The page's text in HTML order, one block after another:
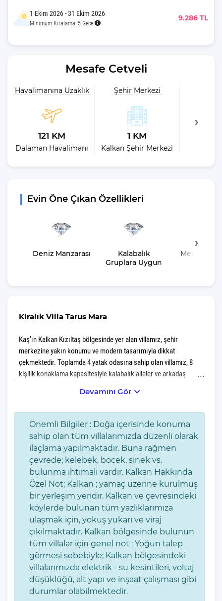
1 Ekim 2026 - 31 Ekim 2026
Minimum Kiralama: 5 Gece
9.286 TL
Mesafe Cetveli
Havalimanına Uzaklık
121 KM
Dalaman Havalimanı
Şehir Merkezi
1 KM
Kalkan Şehir Merkezi
Evin Öne Çıkan Özellikleri
Deniz Manzarası
Kalabalık
Gruplara Uygun
Merkeze
Kiralık Villa Tarus Mara
Kaş’ın Kalkan Kızıltaş bölgesinde yer alan villamız, şehir
merkezine yakın konumu ve modern tasarımıyla dikkat
çekmektedir. Toplamda 4 yatak odasına sahip olan villamız, 8
kişilik konaklama kapasitesiyle kalabalık aileler ve arkadaş
yüzme havuzu ve keyifli vakit geçirebileceğiniz teras alanlarıyla
villada ihtiyaç duyacağınız her şey düşünülmüştür. Şehir
merkezine olan yakınlığı sayesinde restoranlara, mağazalara ve
plajlara kolayca ulaşabilir; aynı zamanda villanın sunduğu özel
alanda huzurlu bir tatil geçirebilirsiniz. Kalkan’ın eşsiz
manzaraları eşliğinde konforlu ve unutulmaz bir tatil deneyimi
sunan bu villa, hem merkezi hem de sakin bir tatil isteyenler için
mükemmel bir seçenektir.
Villamız günlük hayatta sık kullanılan; Mikrodalga fırın, ankastre
fırın, buzdolabı, çamaşır makinası, bulaşık makinesi, elektrikli su
ısıtıcı kettle, ankastre 4’lü ocak,4 kişilik yemek takımı, kaşık ve
çatal takımı, tencere ve tava takımı, bardaklar yer almaktadır.
İhtiyacınız durumunda villamızda bulunmayan malzemeler
hakkında bizle iletişime geçebilir ve yardım isteyebilirsiniz.
Devamını Gör
Önemli Bilgiler : Doğa içerisinde konuma
sahip olan tüm villalarımızda düzenli olarak
ilaçlama yapılmaktadır. Buna rağmen
çevrede; kelebek, böcek, sinek vs.
bulunma ihtimali vardır. Kalkan Hakkında
Özel Not; Kalkan ; yamaç üzerine kurulmuş
bir yerleşim yeridir. Kalkan ve çevresindeki
köylerde bulunan tüm yazlıklarımıza
ulaşmak için, yokuş yukarı ve viraj
çıkılmaktadır. Kalkan bölgesinde bulunun
tüm villalar için genel not : Yoğun talep
görmesi sebebiyle; Kalkan bölgesindeki
villalarımızda elektrik - su kesintileri, voltaj
düşüklüğü, alt yapı ve inşaat çalışması gibi
durumlar olabilmektedir.